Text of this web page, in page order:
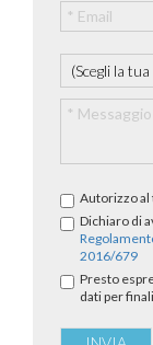
Autorizzo
Dichiaro di
2016/679
Presto
dati per